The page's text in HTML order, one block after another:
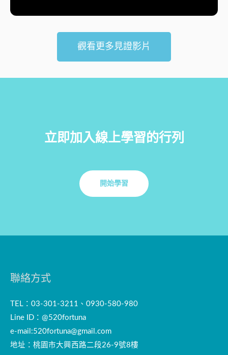
觀看更多見證影片
立即加入線上學習的行列
開始學習
聯絡方式
TEL：03-301-3211、0930-580-980
Line ID：@520fortuna
e-mail:520fortuna@gmail.com
地址：桃園市大興西路二段26-9號8樓